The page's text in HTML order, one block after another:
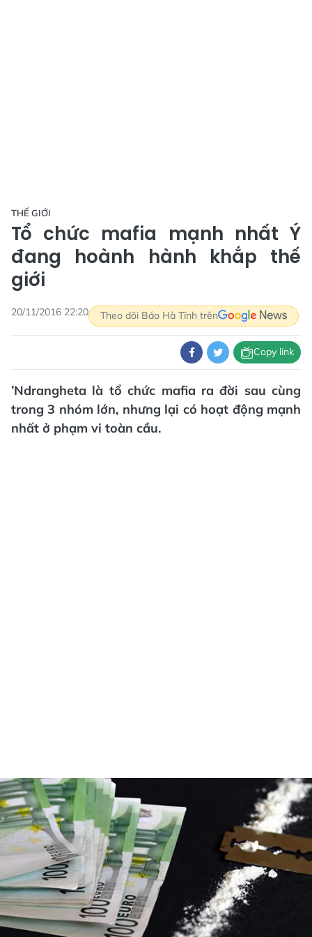
THẾ GIỚI
Tổ chức mafia mạnh nhất Ý
đang hoành hành khắp thế
giới
20/11/2016 22:20 Theo dõi Báo Hà Tĩnh trên
Copy link
’Ndrangheta là tổ chức mafia ra đời sau cùng
trong 3 nhóm lớn, nhưng lại có hoạt động mạnh
nhất ở phạm vi toàn cầu.